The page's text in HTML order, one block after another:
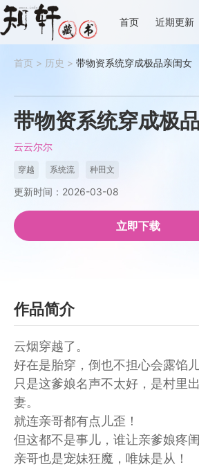
首页 近期更新
首页 > 历史 > 带物资系统穿成极品亲闺女
带物资系统穿成极
云云尔尔
穿越 系统流 种田文
更新时间：2026-03-08
立即下载
作品简介
云烟穿越了。
好在是胎穿，倒也不担心会露馅儿
只是这爹娘名声不太好，是村里
妻。
就连亲哥都有点儿歪！
但这都不是事儿，谁让亲爹娘疼
亲哥也是宠妹狂魔，唯妹是从！